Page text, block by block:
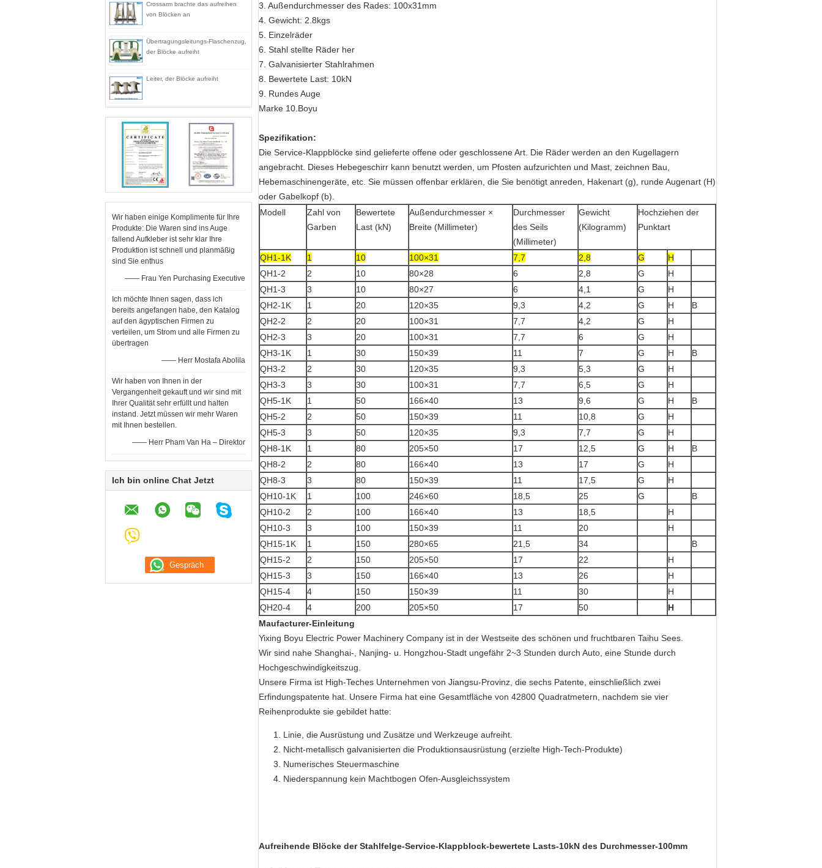
Crossarm brachte das aufreihen
von Blöcken an
Übertragungsleitungs-Flaschenzug,
der Blöcke aufreiht
Leiter, der Blöcke aufreiht
Wir haben einige Komplimente für Ihre
Produkte: Die Waren sind ins Auge
fallend Aufkleber ist sehr klar Ihre
Produktion ist schnell und planmäßig
sind Sie enthus
—— Frau Yen Purchasing Executive
Ich möchte Ihnen sagen, dass ich
bereits angefangen habe, den Katalog
auf den ägyptischen Firmen zu
verteilen, um Strom und alle Firmen zu
übertragen
—— Herr Mostafa Abolila
Wir haben von Ihnen in der
Vergangenheit gekauft und wir sind mit
Ihrer Qualität sehr erfüllt und halten
instand. Jetzt müssen wir mehr Waren
mit Ihnen bestellen.
—— Herr Pham Van Ha – Direktor
Ich bin online Chat Jetzt
3. Außendurchmesser des Rades: 100x31mm
4. Gewicht: 2.8kgs
5. Einzelräder
6. Stahl stellte Räder her
7. Galvanisierter Stahlrahmen
8. Bewertete Last: 10kN
9. Rundes Auge
Marke 10.Boyu
Spezifikation:
Die Service-Klappblöcke sind gelieferte offene oder geschlossene Art. Die Räder werden an den Kugellagern
angebracht. Dieses Hebegeschirr kann benutzt werden, um Pfosten aufzurichten und Mast, zeichnen Bau,
Hebemaschinengeräte, etc. Sie müssen offenbar erklären, die Sie benötigt anreden, Hakenart (g), runde Augenart (H)
oder Gabelkopf (b).
Modell
Zahl von
Garben
Bewertete
Last (kN)
Außendurchmesser ×
Breite (Millimeter)
Durchmesser
des Seils
(Millimeter)
Gewicht
(Kilogramm)
Hochziehen der
Punktart
QH1-1K 1 10 100×31 7,7 2,8 G
H
QH1-2
2 10 80×28 6 2,8 G
H
QH1-3
3 10 80×27 6 4,1 G
H
QH2-1K
1 20 120×35 9,3 4,2 G H
B
QH2-2
2 20 100×31 7,7 4,2 G
H
QH2-3
3 20 100×31 7,7 6 G
H
QH3-1K
1 30 150×39 11 7 G H
B
QH3-2
2 30 120×35 9,3 5,3 G
H
QH3-3
3 30 100×31 7,7 6,5 G
H
QH5-1K
1 50 166×40 13 9,6 G H
B
QH5-2
2 50 150×39 11 10,8 G
H
QH5-3
3 50 120×35 9,3 7,7 G
H
QH8-1K
1 80 205×50 17 12,5 G H
B
QH8-2
2 80 166×40 13 17 G
H
QH8-3
3 80 150×39 11 17,5 G
H
QH10-1K
1 100 246×60 18,5 25 G
B
QH10-2
2 100 166×40 13 18,5
H
QH10-3
3 100 150×39 11 20
H
QH15-1K
1 150 280×65 21,5 34
B
QH15-2
2 150 205×50 17 22
H
QH15-3
3 150 166×40 13 26
H
QH15-4
4 150 150×39 11 30
H
QH20-4
4 200 205×50 17 50
H
Maufacturer-Einleitung
Yixing Boyu Electric Power Machinery Company ist in der Westseite des schönen und fruchtbaren Taihu Sees.
Wir sind nahe Shanghai-, Nanjing- u. Hongzhou-Stadt ungefähr 2~3 Stunden durch Auto, eine Stunde durch
Hochgeschwindigkeitszug.
Unsere Firma ist High-Teches Unternehmen von Jiangsu-Provinz, die sechs Patente, einschließlich zwei
Erfindungspatente hat. Unsere Firma hat eine Gesamtfläche von 42800 Quadratmetern, nachdem sie vier
Reihenprodukte sie gebildet hatte:
Linie, die Ausrüstung und Zusätze und Werkzeuge aufreiht.
Nicht-metallisch galvanisierten die Produktionsausrüstung (erzielte High-Tech-Produkte)
Numerisches Steuermaschine
Niederspannung kein Machtbogen Ofen-Ausgleichssystem
Aufreihende Blöcke der Stahlfelge-Service-Klappblock-bewertete Lasts-10kN des Durchmesser-100mm